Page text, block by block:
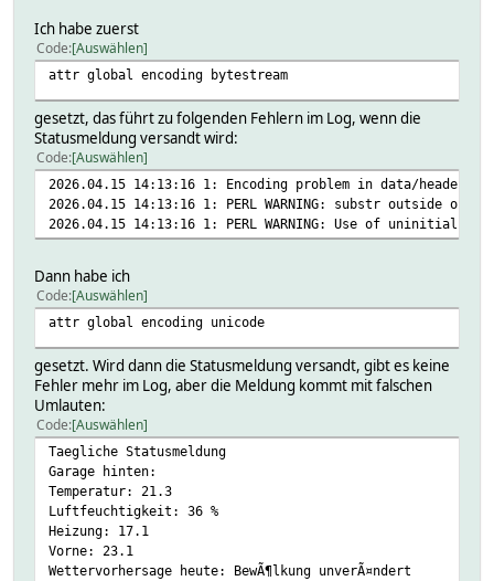
Ich habe zuerst
Code Auswählen
attr global encoding bytestream
gesetzt, das führt zu folgenden Fehlern im Log, wenn die
Statusmeldung versandt wird:
Code Auswählen
2026.04.15 14:13:16 1: Encoding problem in data/header
2026.04.15 14:13:16 1: PERL WARNING: substr outside of
2026.04.15 14:13:16 1: PERL WARNING: Use of
Dann habe ich
Code Auswählen
attr global encoding unicode
gesetzt. Wird dann die Statusmeldung versandt, gibt es keine
Fehler mehr im Log, aber die Meldung kommt mit falschen
Umlauten:
Code Auswählen
Taegliche Statusmeldung
Garage hinten:
Temperatur: 21.3
Luftfeuchtigkeit: 36 %
Heizung: 17.1
Vorne: 23.1
Wettervorhersage heute: BewÃ¶lkung unverÃ¤ndert